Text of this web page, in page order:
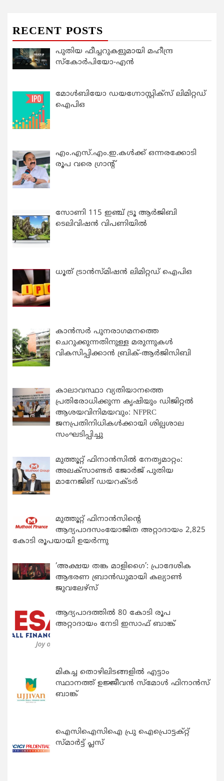
RECENT POSTS
പുതിയ ഫീച്ചറുകളുമായി മഹീന്ദ്ര
സ്കോർപിയോ-എൻ
മോൾബിയോ ഡയഗ്നോസ്റ്റിക്സ് ലിമിറ്റഡ്
ഐപിഒ
എം.എസ്.എം.ഇ.കൾക്ക് ഒന്നരക്കോടി
രൂപ വരെ ഗ്രാന്റ്
സോണി 115 ഇഞ്ച് ട്രൂ ആർജിബി
ടെലിവിഷൻ വിപണിയിൽ
ധൂത് ട്രാൻസ്മിഷൻ ലിമിറ്റഡ് ഐപിഒ
കാന്‍സര്‍ പുനരാഗമനത്തെ
ചെറുക്കുന്നതിനുള്ള മരുന്നുകള്‍
വികസിപ്പിക്കാന്‍ ബ്രിക്-ആര്‍ജിസിബി
കാലാവസ്ഥാ വ്യതിയാനത്തെ
പ്രതിരോധിക്കുന്ന കൃഷിയും ഡിജിറ്റൽ
ആശയവിനിമയവും: NFPRC
ജനപ്രതിനിധികൾക്കായി ശില്പശാല
സംഘടിപ്പിച്ചു
മുത്തൂറ്റ് ഫിനാൻസിൽ നേതൃമാറ്റം:
അലക്സാണ്ടർ ജോർജ് പുതിയ
മാനേജിങ് ഡയറക്ടർ
മുത്തൂറ്റ് ഫിനാൻസിന്റെ
ആദ്യപാദസംയോജിത അറ്റാദായം 2,825
കോടി രൂപയായി ഉയർന്നു
‘അക്ഷയ തങ്ക മാളിഗൈ’: പ്രാദേശിക
ആഭരണ ബ്രാന്‍ഡുമായി കല്യാണ്‍
ജുവലേഴ്‌സ്
ആദ്യപാദത്തിൽ 80 കോടി രൂപ
അറ്റാദായം നേടി ഇസാഫ് ബാങ്ക്
മികച്ച തൊഴിലിടങ്ങളിൽ എട്ടാം
സ്ഥാനത്ത് ഉജ്ജീവൻ സ്മോൾ ഫിനാൻസ്
ബാങ്ക്
ഐസിഐസിഐ പ്രു ഐപ്രൊട്ടക്റ്റ്
സ്മാർട്ട് പ്ലസ്